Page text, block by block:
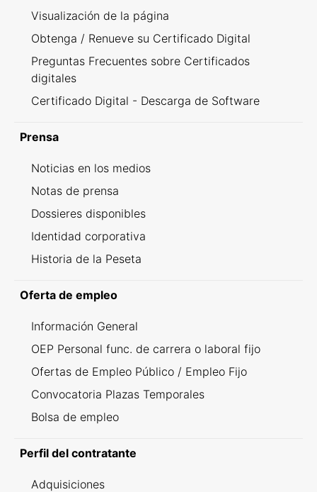
Visualización de la página
Obtenga / Renueve su Certificado Digital
Preguntas Frecuentes sobre Certificados
digitales
Certificado Digital - Descarga de Software
Prensa
Noticias en los medios
Notas de prensa
Dossieres disponibles
Identidad corporativa
Historia de la Peseta
Oferta de empleo
Información General
OEP Personal func. de carrera o laboral fijo
Ofertas de Empleo Público / Empleo Fijo
Convocatoria Plazas Temporales
Bolsa de empleo
Perfil del contratante
Adquisiciones